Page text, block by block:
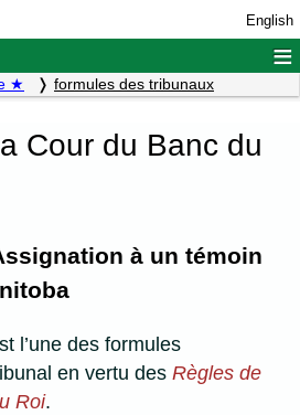
English
≡
★ formules des tribunaux
Cour du Banc du
à un témoin
l’une des formules
en vertu desRègles de
Roi.